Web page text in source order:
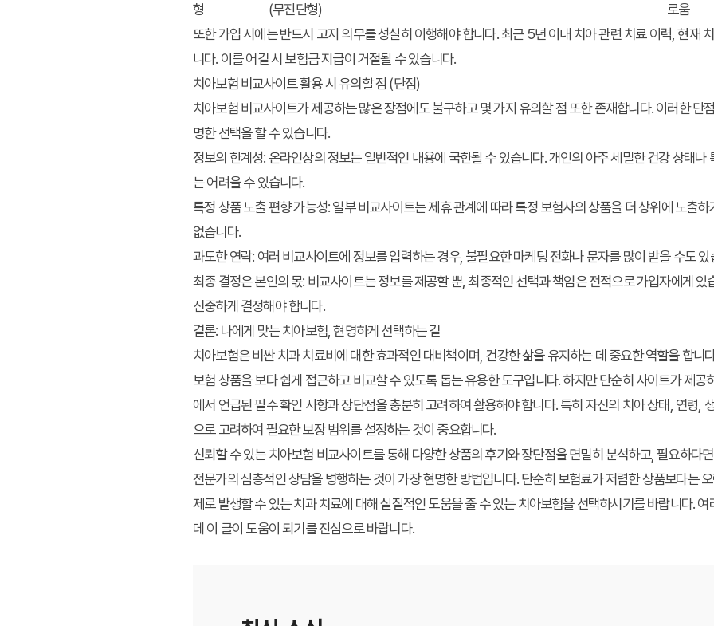
형
(무진단형)
로움
또한 가입 시에는 반드시 고지 의무를 성실히 이행해야 합니다. 최근 5년 이내 치아 관련 치료 이력, 현재
니다. 이를 어길 시 보험금 지급이 거절될 수 있습니다.
치아보험 비교사이트 활용 시 유의할 점 (단점)
치아보험 비교사이트가 제공하는 많은 장점에도 불구하고 몇 가지 유의할 점 또한 존재합니다. 이러한 단
명한 선택을 할 수 있습니다.
정보의 한계성: 온라인상의 정보는 일반적인 내용에 국한될 수 있습니다. 개인의 아주 세밀한 건강 상태나
는 어려울 수 있습니다.
특정 상품 노출 편향 가능성:일부 비교사이트는 제휴 관계에 따라 특정 보험사의 상품을 더 상위에 노출
없습니다.
과도한 연락: 여러 비교사이트에 정보를 입력하는 경우, 불필요한 마케팅 전화나 문자를 많이 받을 수도 있
최종 결정은 본인의 몫: 비교사이트는 정보를 제공할 뿐, 최종적인 선택과 책임은 전적으로 가입자에게 있
신중하게 결정해야 합니다.
결론: 나에게 맞는 치아보험, 현명하게 선택하는 길
치아보험은 비싼 치과 치료비에 대한 효과적인 대비책이며, 건강한 삶을 유지하는 데 중요한 역할을 합니
보험 상품을 보다 쉽게 접근하고 비교할 수 있도록 돕는 유용한 도구입니다. 하지만 단순히 사이트가 제공
에서 언급된 필수 확인 사항과 장단점을 충분히 고려하여 활용해야 합니다. 특히 자신의 치아 상태, 연령,
으로 고려하여 필요한 보장 범위를 설정하는 것이 중요합니다.
신뢰할 수 있는 치아보험 비교사이트를 통해 다양한 상품의 후기와 장단점을 면밀히 분석하고, 필요하다
전문가의 심층적인 상담을 병행하는 것이 가장 현명한 방법입니다. 단순히 보험료가 저렴한 상품보다는
제로 발생할 수 있는 치과 치료에 대해 실질적인 도움을 줄 수 있는 치아보험을 선택하시기를 바랍니다.
데 이 글이 도움이 되기를 진심으로 바랍니다.